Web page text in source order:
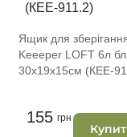
Ящик для
Keeeper LOFT 6л
30x19x15см (КЕЕ-
155 грн